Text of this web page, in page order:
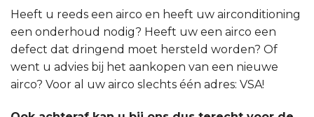
Heeft u reeds een airco en heeft uw airconditioning
een onderhoud nodig? Heeft uw een airco een
defect dat dringend moet hersteld worden? Of
went u advies bij het aankopen van een nieuwe
airco? Voor al uw airco slechts één adres: VSA!